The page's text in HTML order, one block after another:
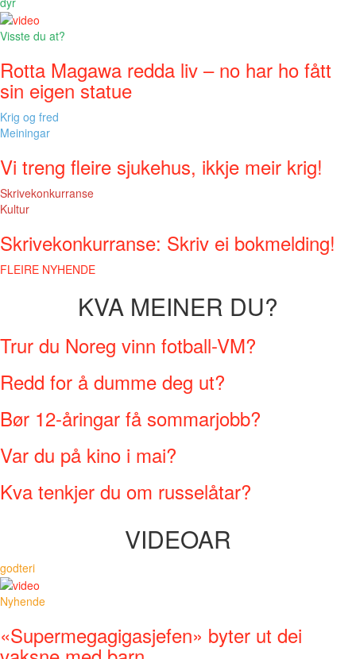
Visste du at?
Rotta Magawa redda liv – no har ho fått
sin eigen statue
Krig og fred
Meiningar
Vi treng fleire sjukehus, ikkje meir krig!
Skrivekonkurranse
Kultur
Skrivekonkurranse: Skriv ei bokmelding!
FLEIRE NYHENDE
KVA MEINER DU?
Trur du Noreg vinn fotball-VM?
Redd for å dumme deg ut?
Bør 12-åringar få sommarjobb?
Var du på kino i mai?
Kva tenkjer du om russelåtar?
VIDEOAR
godteri
Nyhende
«Supermegagigasjefen» byter ut dei